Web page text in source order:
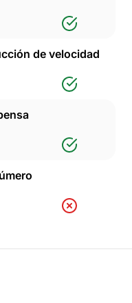
de velocidad